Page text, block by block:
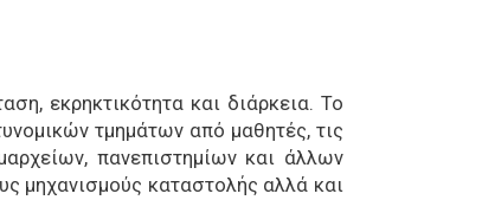
εκρηκτικότητα και διάρκεια. Το
τμημάτων από μαθητές, τις
πανεπιστημίων και άλλων
μηχανισμούς καταστολής αλλά και